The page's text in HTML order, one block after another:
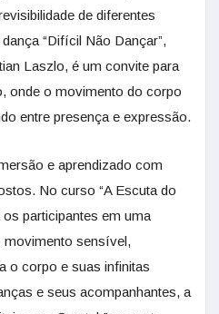
de diferentes
“Difícil Não Dançar”,
Laszlo, é um convite para
onde o movimento do corpo
entre presença e expressão.
e aprendizado com
No curso “A Escuta do
participantes em uma
sensível,
o corpo e suas infinitas
e seus acompanhantes, a